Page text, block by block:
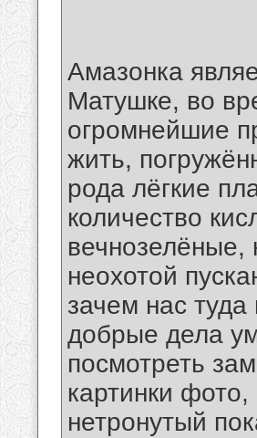
Амазонка
Матушке, во
огромнейшие
жить,
рода лёгкие
количество
вечнозелёные,
неохотой
зачем нас
добрые дела
посмотреть
картинки
нетронутый